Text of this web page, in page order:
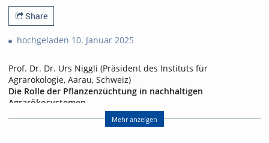
Share
hochgeladen 10. Januar 2025
Prof. Dr. Dr. Urs Niggli (Präsident des Instituts für
Agrarökologie, Aarau, Schweiz)
Die Rolle der Pflanzenzüchtung in nachhaltigen
Agrarökosystemen
Dritter Vortrag der Reihe
"Grüne Gentechnik – Chancen für
Mehr anzeigen